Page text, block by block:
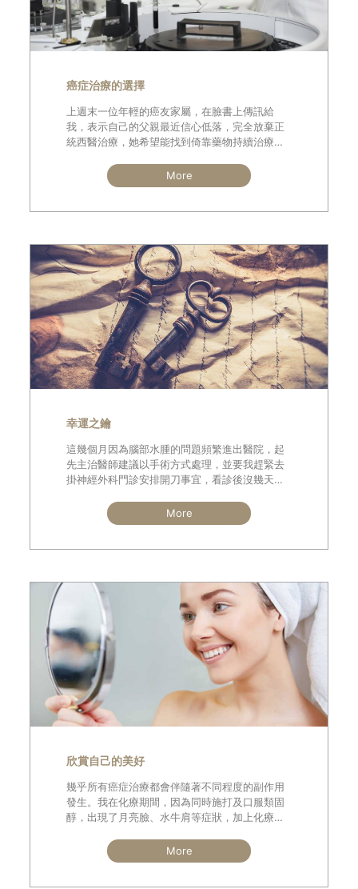
癌症治療的選擇
上週末一位年輕的癌友家屬，在臉書上傳訊給
我，表示自己的父親最近信心低落，完全放棄正
統西醫治療，她希望能找到倚靠藥物持續治療、
繼續接受正規醫療。癌友所在地點為高雄美濃，
我只好厚著臉皮聯絡高屏地區唯一認識的癌友
More
幸運之鑰
這幾個月因為腦部水腫的問題頻繁進出醫院，起
先主治醫師建議以手術方式處理，並要我趕緊去
掛神經外科門診安排開刀事宜，看診後沒幾天，
另一種腦部影像檢查（PET-MRI），神外醫師看
了新的影像資料後，認為不需要急著開刀
More
欣賞自己的美好
幾乎所有癌症治療都會伴隨著不同程度的副作用
發生。我在化療期間，因為同時施打及口服類固
醇，出現了月亮臉、水牛肩等症狀，加上化療藥
愛美的女生來說，真的是一大折磨
More